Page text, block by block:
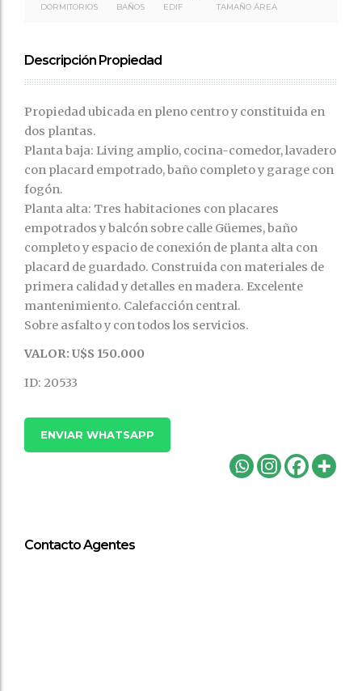
DORMITORIOS BAÑOS EDIF TAMAÑO ÁREA
Descripción Propiedad
Propiedad ubicada en pleno centro y constituida en
dos plantas.
Planta baja: Living amplio, cocina-comedor, lavadero
con placard empotrado, baño completo y garage con
fogón.
Planta alta: Tres habitaciones con placares
empotrados y balcón sobre calle Güemes, baño
completo y espacio de conexión de planta alta con
placard de guardado. Construida con materiales de
primera calidad y detalles en madera. Excelente
mantenimiento. Calefacción central.
Sobre asfalto y con todos los servicios.
VALOR: U$S 150.000
ID: 20533
ENVIAR WHATSAPP
Contacto Agentes